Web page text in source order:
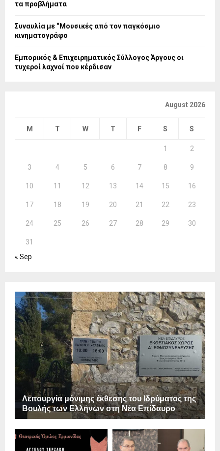
τα προβλήματα
Συναυλία με “Μουσικές από τον παγκόσμιο
κινηματογράφο
Εμπορικός & Επιχειρηματικός Σύλλογος Άργους οι
τυχεροί λαχνοί που κέρδισαν
August 2026
M T W T F S S
1 2
3 4 5 6 7 8 9
10 11 12 13 14 15 16
17 18 19 20 21 22 23
24 25 26 27 28 29 30
31
« Sep
Λειτουργία μόνιμης έκθεσης του Ιδρύματος της
Βουλής των Ελλήνων στη Νέα Επίδαυρο